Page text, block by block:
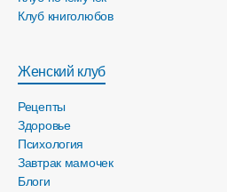
Клуб книголюбов
Женский клуб
Рецепты
Здоровье
Психология
Завтрак мамочек
Блоги